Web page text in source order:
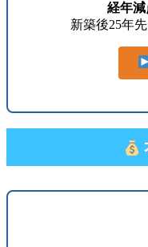
経年
新築後25年